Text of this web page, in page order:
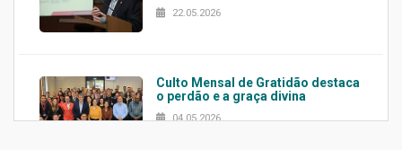
22.05.2026
Culto Mensal de Gratidão destaca
o perdão e a graça divina
04.05.2026